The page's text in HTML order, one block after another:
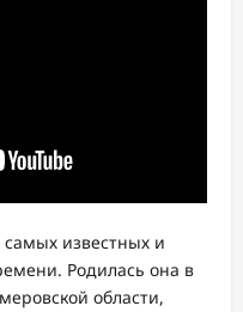
самых известных и
Родилась она в
области,